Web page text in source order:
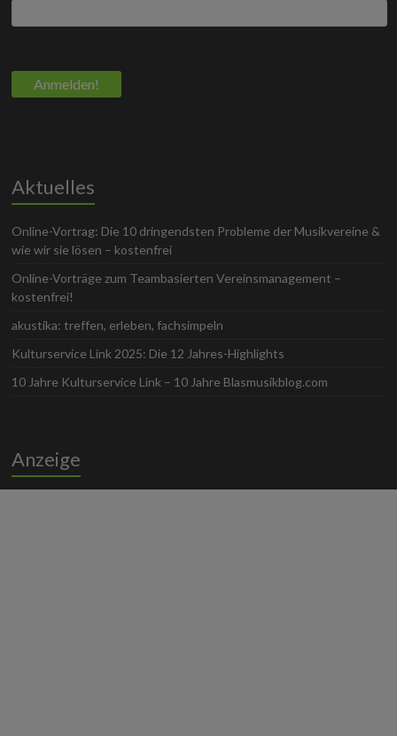
Aktuelles
Online-Vortrag: Die 10 dringendsten Probleme der Musikvereine &
wie wir sie lösen – kostenfrei
Online-Vorträge zum Teambasierten Vereinsmanagement –
kostenfrei!
akustika: treffen, erleben, fachsimpeln
Kulturservice Link 2025: Die 12 Jahres-Highlights
10 Jahre Kulturservice Link – 10 Jahre Blasmusikblog.com
Anzeige